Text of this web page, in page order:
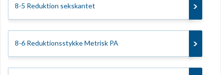
8-5 Reduktion sekskantet
8-6 Reduktionsstykke Metrisk PA